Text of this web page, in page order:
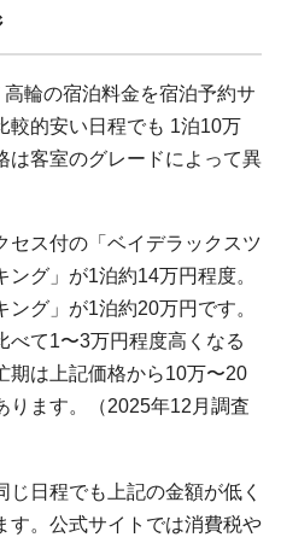
輪の宿泊料金を宿泊予約サ
較的安い日程でも 1泊10万
は客室のグレードによって異
セス付の「ベイデラックスツ
グ」が1泊約14万円程度。
ング」が1泊約20万円です。
べて1〜3万円程度高くなる
期は上記価格から10万〜20
ります。（2025年12月調査
日程でも上記の金額が低く
す。公式サイトでは消費税や